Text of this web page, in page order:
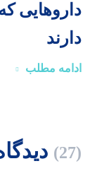
داروهایی
دارند
ادامه مطلب
(27)